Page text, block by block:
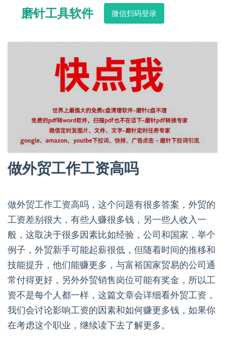
磨针工具软件 微信扫码登录
做外贸工作工资高吗
做外贸工作工资高吗，这个问题有很多答案，外贸的
工资差别很大，有些人赚很多钱，另一些人收入一
般，这取决于很多因素比如经验，公司和国家，举个
例子，外贸新手可能起薪很低，但随着时间的推移和
技能提升，他们能赚更多，与富裕国家贸易的公司通
常付得更好，另外外贸销售岗位可能有奖金，所以工
资不是每个人都一样，这篇文章会详细看外贸工资，
我们会讨论影响工资的因素和如何赚更多钱，如果你
在考虑这个职业，继续读下去了解更多。